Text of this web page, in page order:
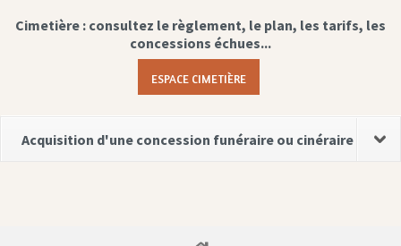
Cimetière : consultez le règlement, le plan, les tarifs, les
concessions échues...
ESPACE CIMETIÈRE
Acquisition d'une concession funéraire ou cinéraire